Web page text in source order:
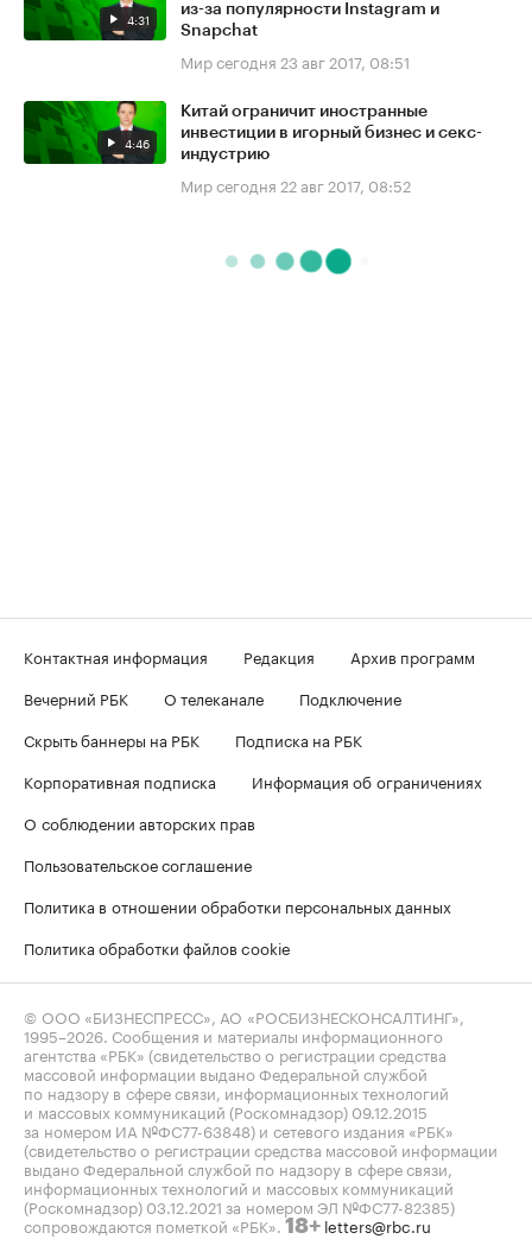
4:31
из-за популярности Instagram и
Snapchat
Мир сегодня 23 авг 2017, 08:51
4:46
Китай ограничит иностранные
инвестиции в игорный бизнес и секс-
индустрию
Мир сегодня 22 авг 2017, 08:52
Контактная информация Редакция
Архив программ
Вечерний РБК
О телеканале
Подключение
Скрыть баннеры на РБК
Подписка на РБК
Корпоративная подписка
Информация об ограничениях
О соблюдении авторских прав
Пользовательское соглашение
Политика в отношении обработки персональных данных
Политика обработки файлов cookie
© ООО «БИЗНЕСПРЕСС», АО «РОСБИЗНЕСКОНСАЛТИНГ»,
1995–2026. Сообщения и материалы информационного
агентства «РБК» (свидетельство о регистрации средства
массовой информации выдано Федеральной службой
по надзору в сфере связи, информационных технологий
и массовых коммуникаций (Роскомнадзор) 09.12.2015
за номером ИА №ФС77-63848) и сетевого издания «РБК»
(свидетельство о регистрации средства массовой информации
выдано Федеральной службой по надзору в сфере связи,
информационных технологий и массовых коммуникаций
(Роскомнадзор) 03.12.2021 за номером ЭЛ №ФС77-82385)
сопровождаются пометкой «РБК». 18+ letters@rbc.ru